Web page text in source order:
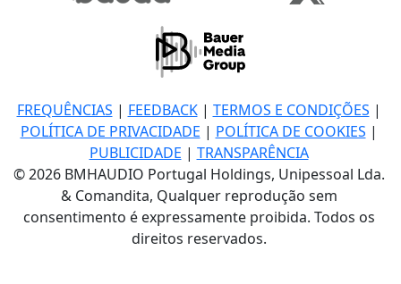
FREQUÊNCIAS | FEEDBACK| TERMOS E CONDIÇÕES |
POLÍTICA DE PRIVACIDADE | POLÍTICA DE COOKIES |
PUBLICIDADE | TRANSPARÊNCIA
© 2026 BMHAUDIO Portugal Holdings, Unipessoal Lda.
& Comandita, Qualquer reprodução sem
consentimento é expressamente proibida. Todos os
direitos reservados.